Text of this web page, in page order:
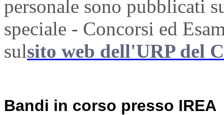
personale sono pubblicati
speciale - Concorsi ed
sulsito web dell'URP del
Bandi in corso presso IREA